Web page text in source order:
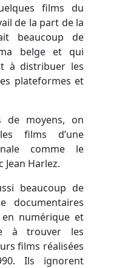
films du
de la part de la
beaucoup de
belge et qui
à distribuer les
plateformes et
moyens, on
films d’une
comme le
Jean Harlez.
beaucoup de
documentaires
numérique et
à trouver les
films réalisées
Ils ignorent